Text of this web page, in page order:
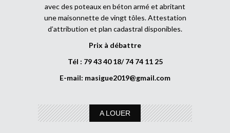
avec des poteaux en béton armé et abritant
une maisonnette de vingt tôles. Attestation
d’attribution et plan cadastral disponibles.
Prix à débattre
Tél : 79 43 40 18/ 74 74 11 25
E-mail: masigue2019@gmail.com
A LOUER